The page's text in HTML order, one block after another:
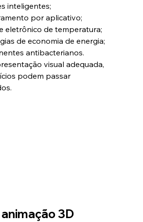
inteligentes;
por aplicativo;
eletrônico de temperatura;
de economia de energia;
antibacterianos.
visual adequada,
podem passar
3D